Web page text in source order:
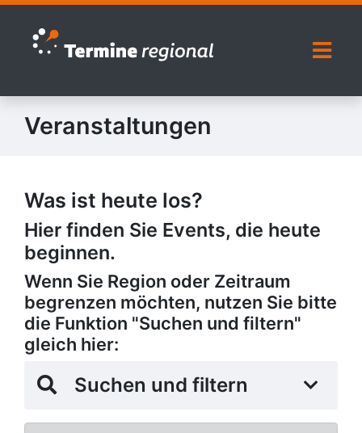
Zur Navigation springen
Zum Inhalt springen
Veranstaltungen
Was ist heute los?
Hier finden Sie Events, die heute
beginnen.
Wenn Sie Region oder Zeitraum
begrenzen möchten, nutzen Sie bitte
die Funktion "Suchen und filtern"
gleich hier:
Suchen und filtern